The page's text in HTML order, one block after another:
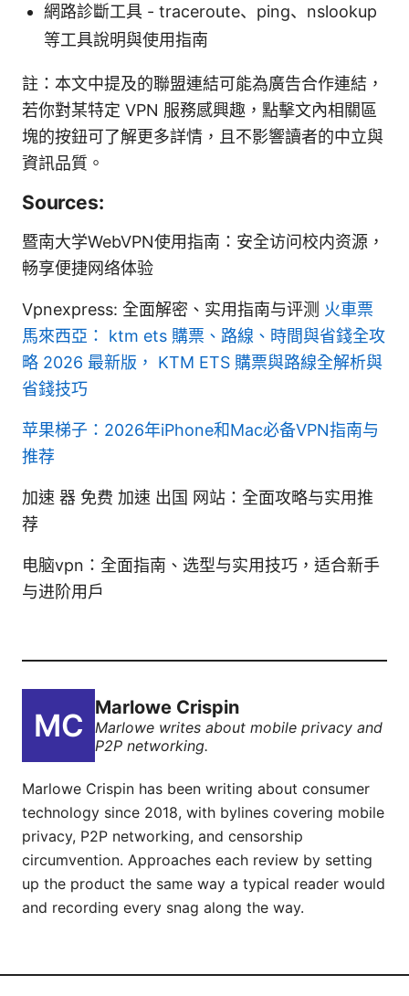
網路診斷工具 - traceroute、ping、nslookup
等工具說明與使用指南
註：本文中提及的聯盟連結可能為廣告合作連結，
若你對某特定 VPN 服務感興趣，點擊文內相關區
塊的按鈕可了解更多詳情，且不影響讀者的中立與
資訊品質。
Sources:
暨南大学WebVPN使用指南：安全访问校内资源，
畅享便捷网络体验
Vpnexpress: 全面解密、实用指南与评测 火車票
馬來西亞： ktm ets 購票、路線、時間與省錢全攻
略 2026 最新版， KTM ETS 購票與路線全解析與
省錢技巧
苹果梯子：2026年iPhone和Mac必备VPN指南与
推荐
加速 器 免费 加速 出国 网站：全面攻略与实用推
荐
电脑vpn：全面指南、选型与实用技巧，适合新手
与进阶用户
Marlowe Crispin
Marlowe writes about mobile privacy and
P2P networking.
Marlowe Crispin has been writing about consumer
technology since 2018, with bylines covering mobile
privacy, P2P networking, and censorship
circumvention. Approaches each review by setting
up the product the same way a typical reader would
and recording every snag along the way.